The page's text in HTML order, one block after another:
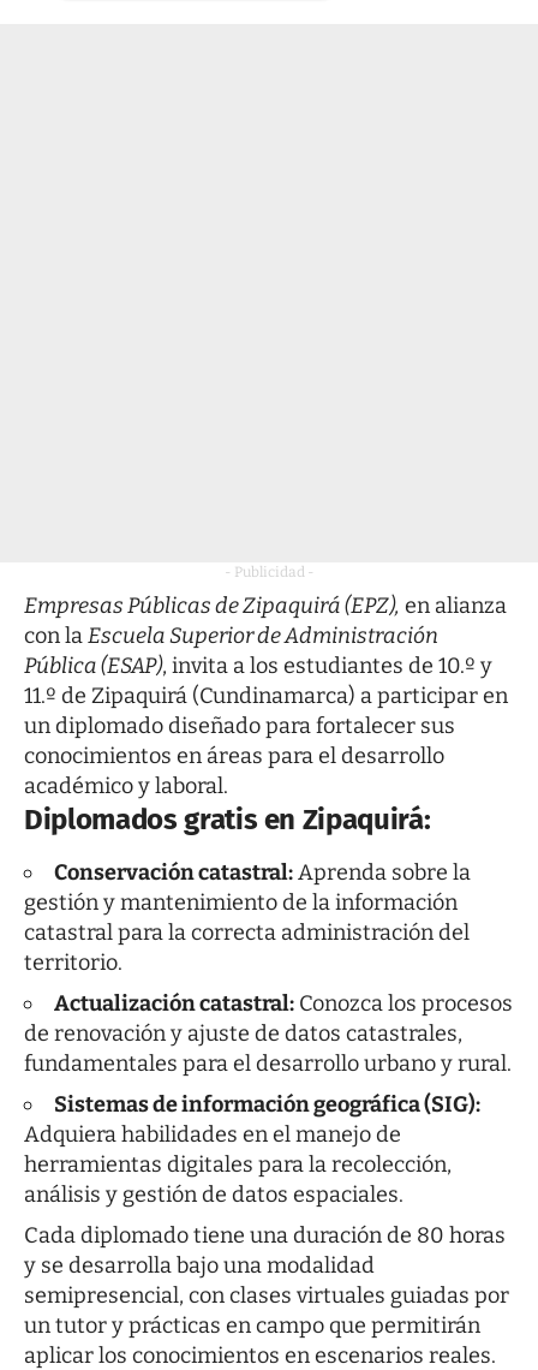
- Publicidad -
Empresas Públicas de Zipaquirá (EPZ), en alianza
con laEscuela Superior de Administración
Pública (ESAP), invita a los estudiantes de 10.º y
11.º de Zipaquirá (Cundinamarca) a participar en
un diplomado diseñado para fortalecer sus
conocimientos en áreas para el desarrollo
académico y laboral.
Diplomados gratis en Zipaquirá:
Conservación catastral:Aprenda sobre la
gestión y mantenimiento de la información
catastral para la correcta administración del
territorio.
Actualización catastral: Conozca los procesos
de renovación y ajuste de datos catastrales,
fundamentales para el desarrollo urbano y rural.
Sistemas de información geográfica (SIG):
Adquiera habilidades en el manejo de
herramientas digitales para la recolección,
análisis y gestión de datos espaciales.
Cada diplomado tiene una duración de 80 horas
y se desarrolla bajo una modalidad
semipresencial, con clases virtuales guiadas por
un tutor y prácticas en campo que permitirán
aplicar los conocimientos en escenarios reales.